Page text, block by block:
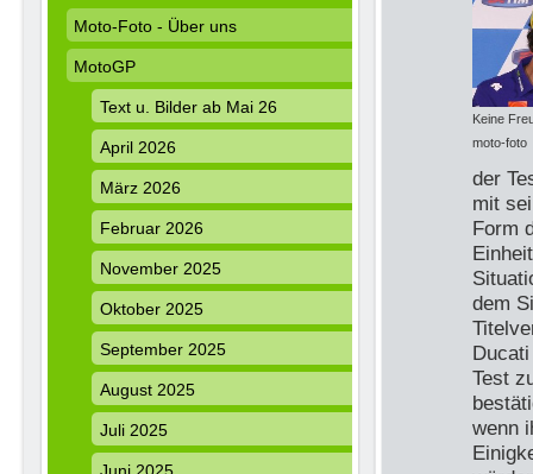
Keine
moto-foto
der
mit
Form
dem
Test
wenn
Moto-Foto - Über uns
MotoGP
Text u. Bilder ab Mai 26
April 2026
März 2026
Februar 2026
November 2025
Oktober 2025
September 2025
August 2025
Juli 2025